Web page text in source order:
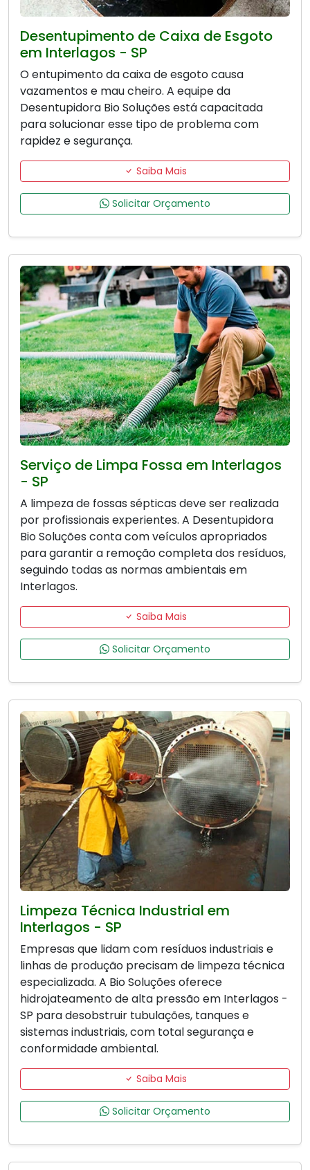
Desentupimento de Caixa de Esgoto
em Interlagos - SP
O entupimento da caixa de esgoto causa
vazamentos e mau cheiro. A equipe da
Desentupidora Bio Soluções está capacitada
para solucionar esse tipo de problema com
rapidez e segurança.
Saiba Mais
Solicitar Orçamento
Serviço de Limpa Fossa em Interlagos
- SP
A limpeza de fossas sépticas deve ser realizada
por profissionais experientes. A Desentupidora
Bio Soluções conta com veículos apropriados
para garantir a remoção completa dos resíduos,
seguindo todas as normas ambientais em
Interlagos.
Saiba Mais
Solicitar Orçamento
Limpeza Técnica Industrial em
Interlagos - SP
Empresas que lidam com resíduos industriais e
linhas de produção precisam de limpeza técnica
especializada. A Bio Soluções oferece
hidrojateamento de alta pressão em Interlagos -
SP para desobstruir tubulações, tanques e
sistemas industriais, com total segurança e
conformidade ambiental.
Saiba Mais
Solicitar Orçamento